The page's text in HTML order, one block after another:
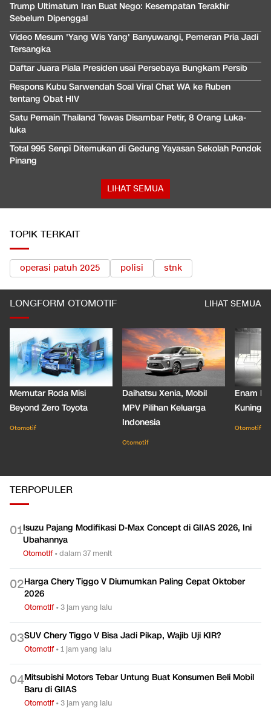
Trump Ultimatum Iran Buat Nego: Kesempatan Terakhir
Sebelum Dipenggal
Video Mesum 'Yang Wis Yang' Banyuwangi, Pemeran Pria Jadi
Tersangka
Daftar Juara Piala Presiden usai Persebaya Bungkam Persib
Respons Kubu Sarwendah Soal Viral Chat WA ke Ruben
tentang Obat HIV
Satu Pemain Thailand Tewas Disambar Petir, 8 Orang Luka-
luka
Total 995 Senpi Ditemukan di Gedung Yayasan Sekolah Pondok
Pinang
LIHAT SEMUA
TOPIK TERKAIT
operasi patuh 2025 polisi stnk
LONGFORM OTOMOTIF LIHAT SEMUA
Memutar Roda Misi
Beyond Zero Toyota
Otomotif
Daihatsu Xenia, Mobil
MPV Pilihan Keluarga
Indonesia
Otomotif
Enam
Kuning
Otomotif
TERPOPULER
01Isuzu Pajang Modifikasi D-Max Concept di GIIAS 2026, Ini
Ubahannya
Otomotif•dalam 37 menit
02Harga Chery Tiggo V Diumumkan Paling Cepat Oktober
2026
Otomotif•3 jam yang lalu
03SUV Chery Tiggo V Bisa Jadi Pikap, Wajib Uji KIR?
Otomotif•1 jam yang lalu
04Mitsubishi Motors Tebar Untung Buat Konsumen Beli Mobil
Baru di GIIAS
Otomotif•3 jam yang lalu